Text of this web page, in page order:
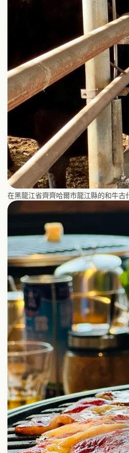
在黑龍江省齊齊哈爾市龍江縣的和牛